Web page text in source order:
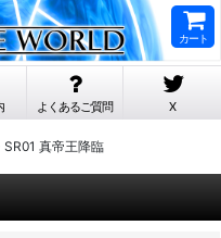
カート
よくあるご質問 X
SR01 真帝王降臨